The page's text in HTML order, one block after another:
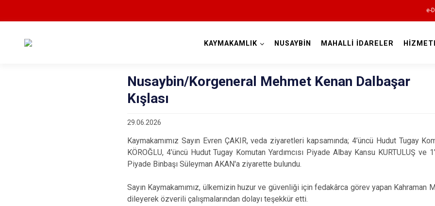
e-
Derik
KAYMAKAMLIK NUSAYBİN MAHALLİ İDARELER
Nusaybin/Korgeneral Mehmet Kenan Dalbaşar
Kışlası
29.06.2026
Kaymakamımız Sayın Evren ÇAKIR, veda ziyaretleri kapsamında; 4’üncü Hudut Tugay
KÖROĞLU, 4’üncü Hudut Tugay Komutan Yardımcısı Piyade Albay Kansu KURTULUŞ ve
Piyade Binbaşı Süleyman AKAN'a ziyarette bulundu.
Sayın Kaymakamımız, ülkemizin huzur ve güvenliği için fedakârca görev yapan Kahraman
dileyerek özverili çalışmalarından dolayı teşekkür etti.